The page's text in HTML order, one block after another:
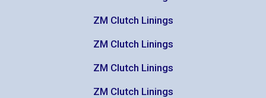
ZM Clutch Linings
ZM Clutch Linings
ZM Clutch Linings
ZM Clutch Linings